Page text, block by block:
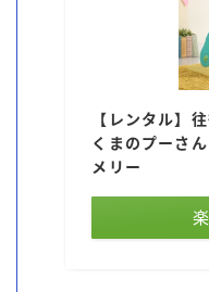
【レンタル】
くまのプーさ
メリー